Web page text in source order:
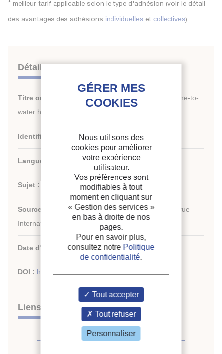
* meilleur tarif applicable selon le type d'adhésion (voir le détail
des avantages des adhésions individuelles et collectives)
Détails
Titre original :
Refrigerant charge distribution in brine-to-
water heat pump using R290 as refrigerant.
Identifiant de la fiche :30030805
Langues :
Sujet :
Source :
International Journal of Refrigeration - Revue
Internationale du Froid - vol. 145
Date d'édition :01/2023
DOI : http://dx.doi.org/10.1016/j.ijrefrig.2022.10.013
Liens
Nous utilisons des
cookies pour améliorer
votre expérience
utilisateur.
Vos préférences sont
modifiables à tout
moment en cliquant sur
« Gestion des services »
en bas à droite de nos
pages.
Pour en savoir plus,
consultez notre Politique
de confidentialité.
Tout accepter
Tout refuser
Personnaliser